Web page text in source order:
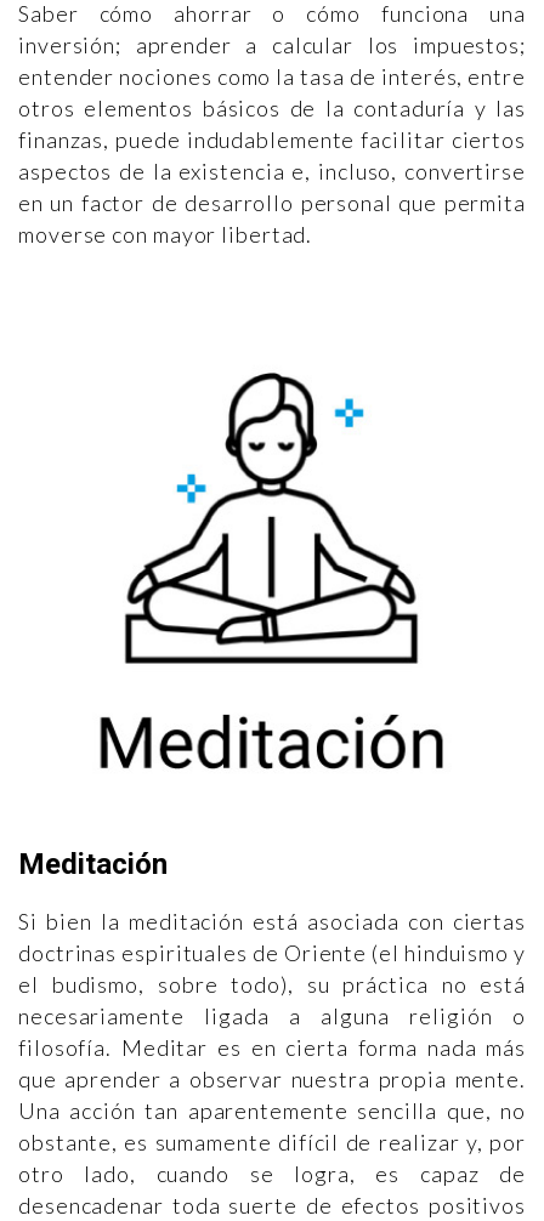
Saber cómo ahorrar o cómo funciona una
inversión; aprender a calcular los impuestos;
entender nociones como la tasa de interés, entre
otros elementos básicos de la contaduría y las
finanzas, puede indudablemente facilitar ciertos
aspectos de la existencia e, incluso, convertirse
en un factor de desarrollo personal que permita
moverse con mayor libertad.
Meditación
Si bien la meditación está asociada con ciertas
doctrinas espirituales de Oriente (el hinduismo y
el budismo, sobre todo), su práctica no está
necesariamente ligada a alguna religión o
filosofía. Meditar es en cierta forma nada más
que aprender a observar nuestra propia mente.
Una acción tan aparentemente sencilla que, no
obstante, es sumamente difícil de realizar y, por
otro lado, cuando se logra, es capaz de
desencadenar toda suerte de efectos positivos